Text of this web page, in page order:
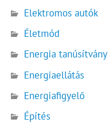
Elektromos autók
Életmód
Energia tanúsítvány
Energiaellátás
Energiafigyelő
Építés